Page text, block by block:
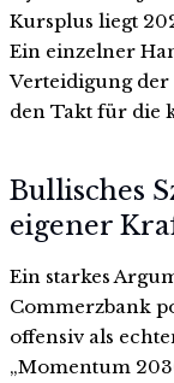
Kursplus liegt
Ein einzelner
Verteidigung
den Takt für die
Bullisches
eigener
Ein starkes
Commerzbank
offensiv als
„Momentum